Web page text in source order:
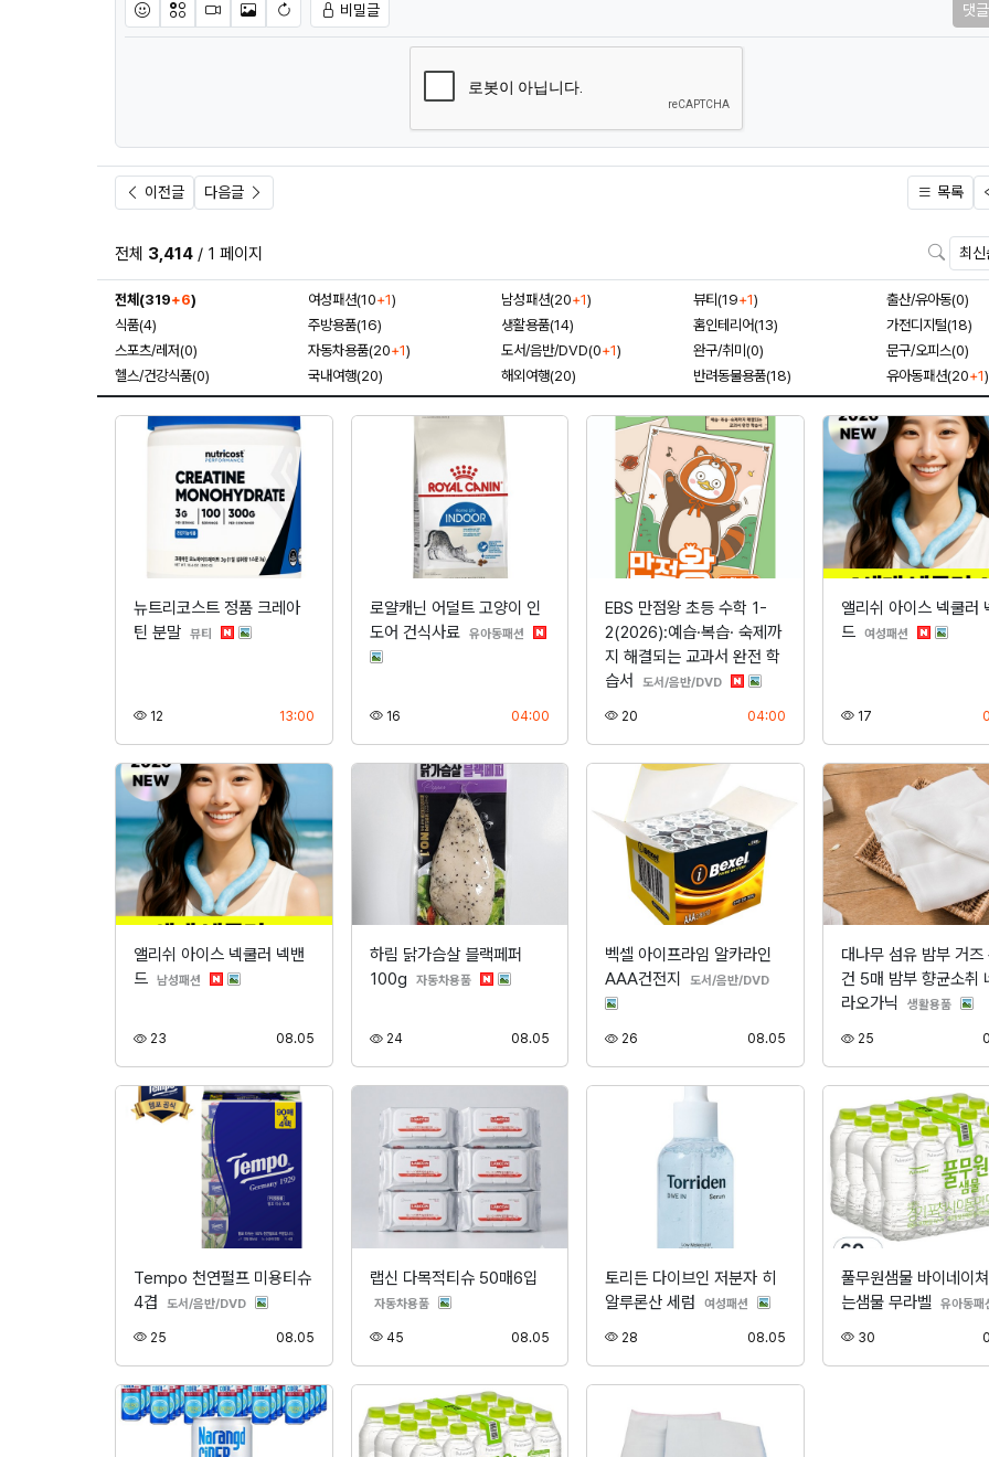
이모티콘아이콘동영상이미지새댓글 작성
비밀글 댓글
이전글 다음글 목록
전체 3,414 / 1 페이지 검색
전체(319+6) 여성패션(10+1) 남성패션(20+1) 뷰티(19+1)
출산/유아동(0)
식품(4)
주방용품(16) 생활용품(14) 홈인테리어(13)
가전디지털(18)
스포츠/레저(0)
자동차용품(20+1) 도서/음반/DVD(0+1) 완구/취미(0)
문구/오피스(0)
헬스/건강식품(0)
국내여행(20) 해외여행(20) 반려동물용품(18) 유아동패션(20+1)
뉴트리코스트 정품 크레아
틴 분말 뷰티 분류
12 13:00등록
로얄캐닌 어덜트 고양이 인
도어 건식사료 유아동패션분류
16조회 04:00
EBS 만점왕 초등 수학 1-
2(2026):예습·복습· 숙제까
지 해결되는 교과서 완전 학
습서
도서/음반/DVD분류
20 04:00등록
앨리쉬 아이스 넥쿨러
드 여성패션분류
17조회
앨리쉬 아이스 넥쿨러 넥밴
드 남성패션 분류
23 08.05등록
하림 닭가슴살 블랙페퍼
100g
자동차용품분류
24조회 08.05
벡셀 아이프라임 알카라인
AAA건전지
도서/음반/DVD분류
26 08.05등록
대나무 섬유 밤부 거즈
건 5매 밤부 향균소취
라오가닉
생활용품분류
25조회
Tempo 천연펄프 미용티슈
4겹
도서/음반/DVD분류
25 08.05등록
랩신 다목적티슈 50매6입
자동차용품분류
45조회 08.05
토리든 다이브인 저분자 히
알루론산 세럼
여성패션 분류
28 08.05등록
풀무원샘물 바이네이
는샘물 무라벨
유아동패
30조회